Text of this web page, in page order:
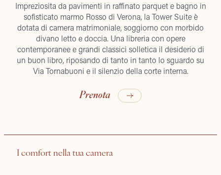
Impreziosita da pavimenti in raffinato parquet e bagno in
sofisticato marmo Rosso di Verona, la Tower Suite è
dotata di camera matrimoniale, soggiorno con morbido
divano letto e doccia. Una libreria con opere
contemporanee e grandi classici solletica il desiderio di
un buon libro, riposando di tanto in tanto lo sguardo su
Via Tornabuoni e il silenzio della corte interna.
Prenota
I comfort nella tua camera